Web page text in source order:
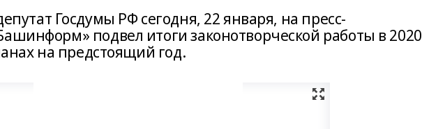
Госдумы РФ сегодня, 22 января, на пресс-
подвел итоги законотворческой работы в 2020
на предстоящий год.